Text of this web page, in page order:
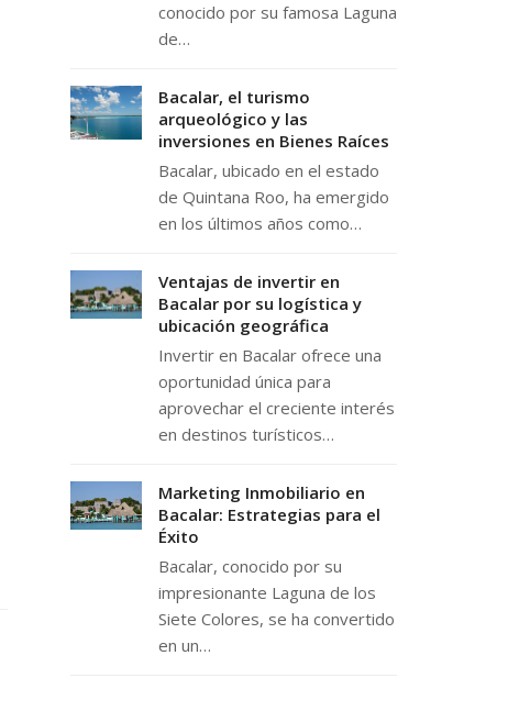
conocido por su famosa Laguna
de…
Bacalar, el turismo
arqueológico y las
inversiones en Bienes Raíces
Bacalar, ubicado en el estado
de Quintana Roo, ha emergido
en los últimos años como…
Ventajas de invertir en
Bacalar por su logística y
ubicación geográfica
Invertir en Bacalar ofrece una
oportunidad única para
aprovechar el creciente interés
en destinos turísticos…
Marketing Inmobiliario en
Bacalar: Estrategias para el
Éxito
Bacalar, conocido por su
impresionante Laguna de los
Siete Colores, se ha convertido
en un…